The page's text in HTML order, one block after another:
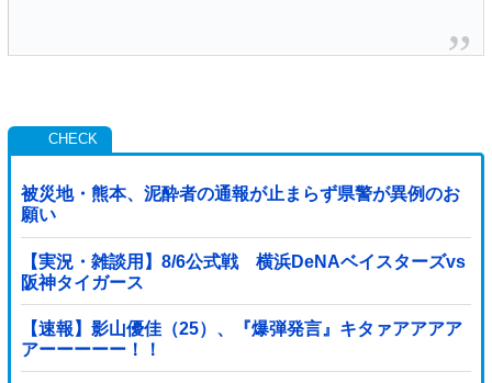
被災地・熊本、泥酔者の通報が止まらず県警が異例のお
願い
【実況・雑談用】8/6公式戦 横浜DeNAベイスターズvs
阪神タイガース
【速報】影山優佳（25）、『爆弾発言』キタァアアアア
アーーーーー！！